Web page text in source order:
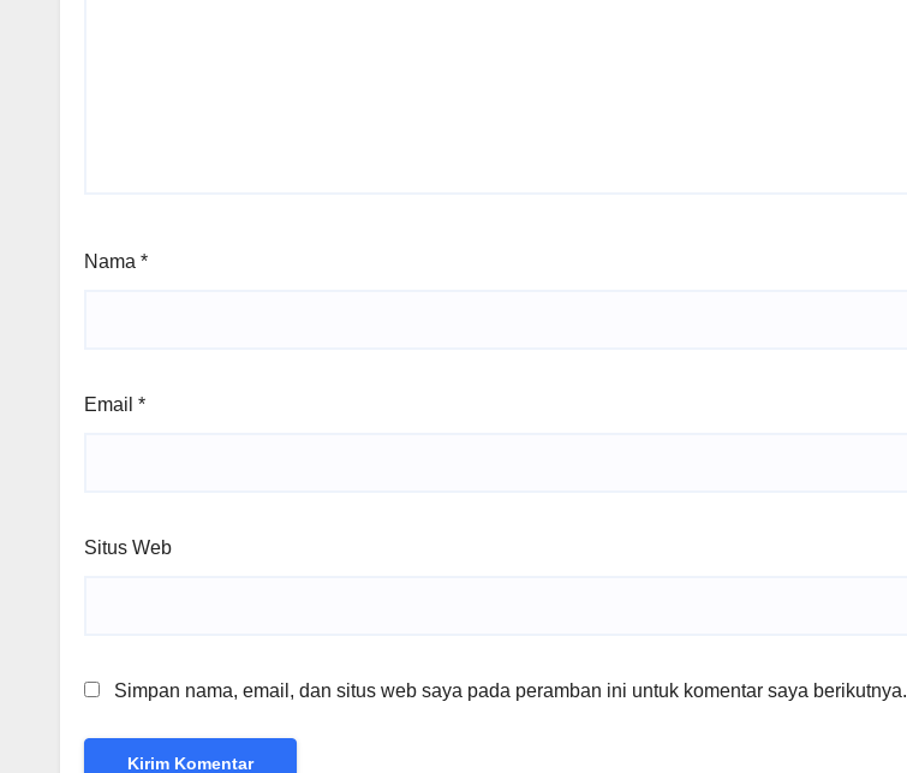
Nama *
Email *
Situs Web
Simpan nama, email, dan situs web saya pada peramban ini untuk komentar saya berikutnya.